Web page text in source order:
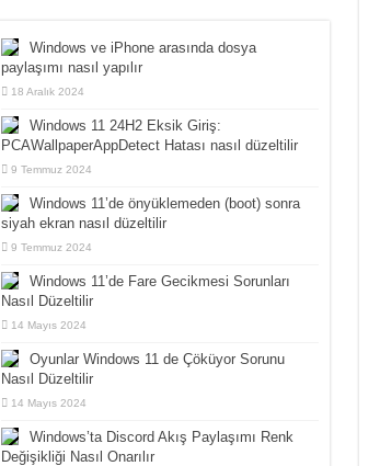
Windows ve iPhone arasında dosya
paylaşımı nasıl yapılır
18 Aralık 2024
Windows 11 24H2 Eksik Giriş:
PCAWallpaperAppDetect Hatası nasıl düzeltilir
9 Temmuz 2024
Windows 11’de önyüklemeden (boot) sonra
siyah ekran nasıl düzeltilir
9 Temmuz 2024
Windows 11’de Fare Gecikmesi Sorunları
Nasıl Düzeltilir
14 Mayıs 2024
Oyunlar Windows 11 de Çöküyor Sorunu
Nasıl Düzeltilir
14 Mayıs 2024
Windows’ta Discord Akış Paylaşımı Renk
Değişikliği Nasıl Onarılır